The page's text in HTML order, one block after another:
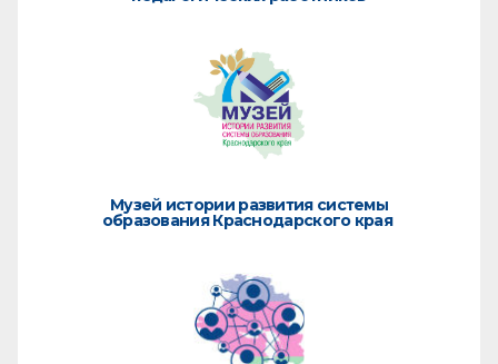
Музей истории развития системы
образования Краснодарского края